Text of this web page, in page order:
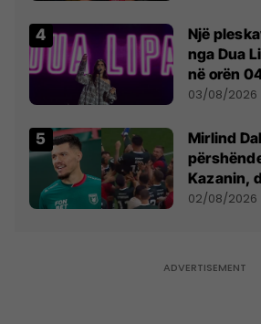
Një
nga Dua
në orën
- dhe bota
03/08/2026
Mirlind
Kazanin,
miliona te
02/08/2026